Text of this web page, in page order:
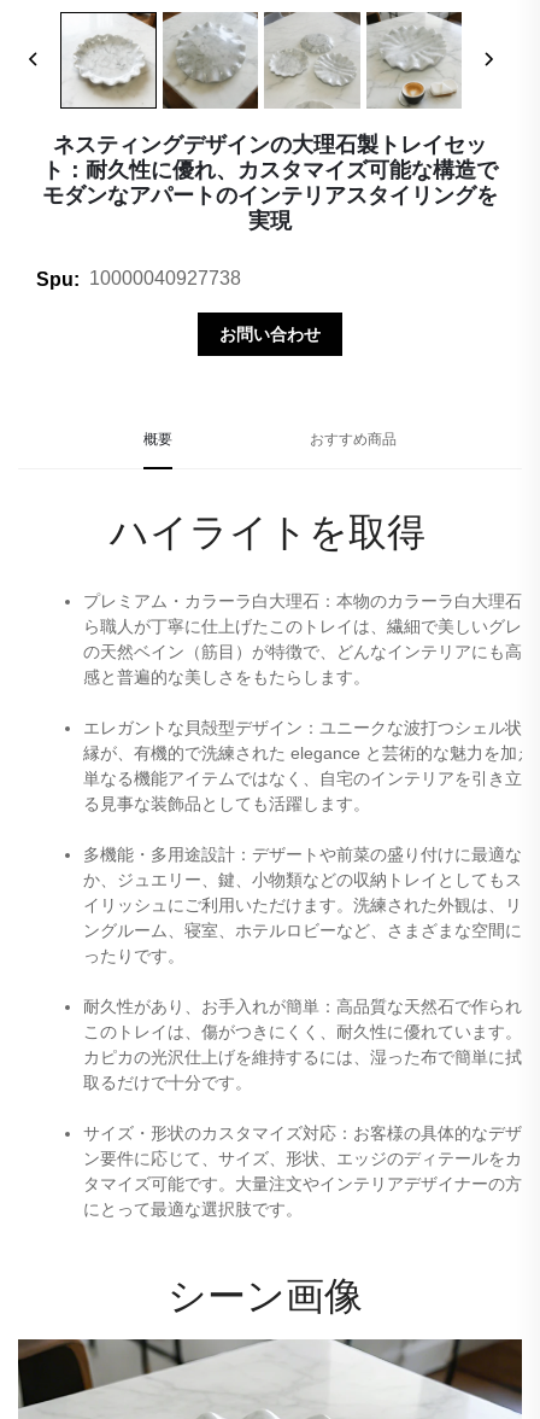
ネスティングデザインの大理石製トレイセッ
ト：耐久性に優れ、カスタマイズ可能な構造で
モダンなアパートのインテリアスタイリングを
実現
Spu: 10000040927738
お問い合わせ
概要 おすすめ商品
ハイライトを取得
プレミアム・カラーラ白大理石：本物のカラーラ白大理石か
ら職人が丁寧に仕上げたこのトレイは、繊細で美しいグレー
の天然ベイン（筋目）が特徴で、どんなインテリアにも高級
感と普遍的な美しさをもたらします。
エレガントな貝殻型デザイン：ユニークな波打つシェル状の
縁が、有機的で洗練された elegance と芸術的な魅力を加え
単なる機能アイテムではなく、自宅のインテリアを引き立て
る見事な装飾品としても活躍します。
多機能・多用途設計：デザートや前菜の盛り付けに最適なほ
か、ジュエリー、鍵、小物類などの収納トレイとしてもスタ
イリッシュにご利用いただけます。洗練された外観は、リビ
ングルーム、寝室、ホテルロビーなど、さまざまな空間にぴ
ったりです。
耐久性があり、お手入れが簡単：高品質な天然石で作られた
このトレイは、傷がつきにくく、耐久性に優れています。ピ
カピカの光沢仕上げを維持するには、湿った布で簡単に拭き
取るだけで十分です。
サイズ・形状のカスタマイズ対応：お客様の具体的なデザイ
ン要件に応じて、サイズ、形状、エッジのディテールをカス
タマイズ可能です。大量注文やインテリアデザイナーの方々
にとって最適な選択肢です。
シーン画像